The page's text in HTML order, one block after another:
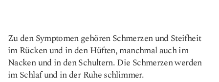
Zu den Symptomen gehören Schmerzen und Steifheit
im Rücken und in den Hüften, manchmal auch im
Nacken und in den Schultern. Die Schmerzen werden
im Schlaf und in der Ruhe schlimmer.